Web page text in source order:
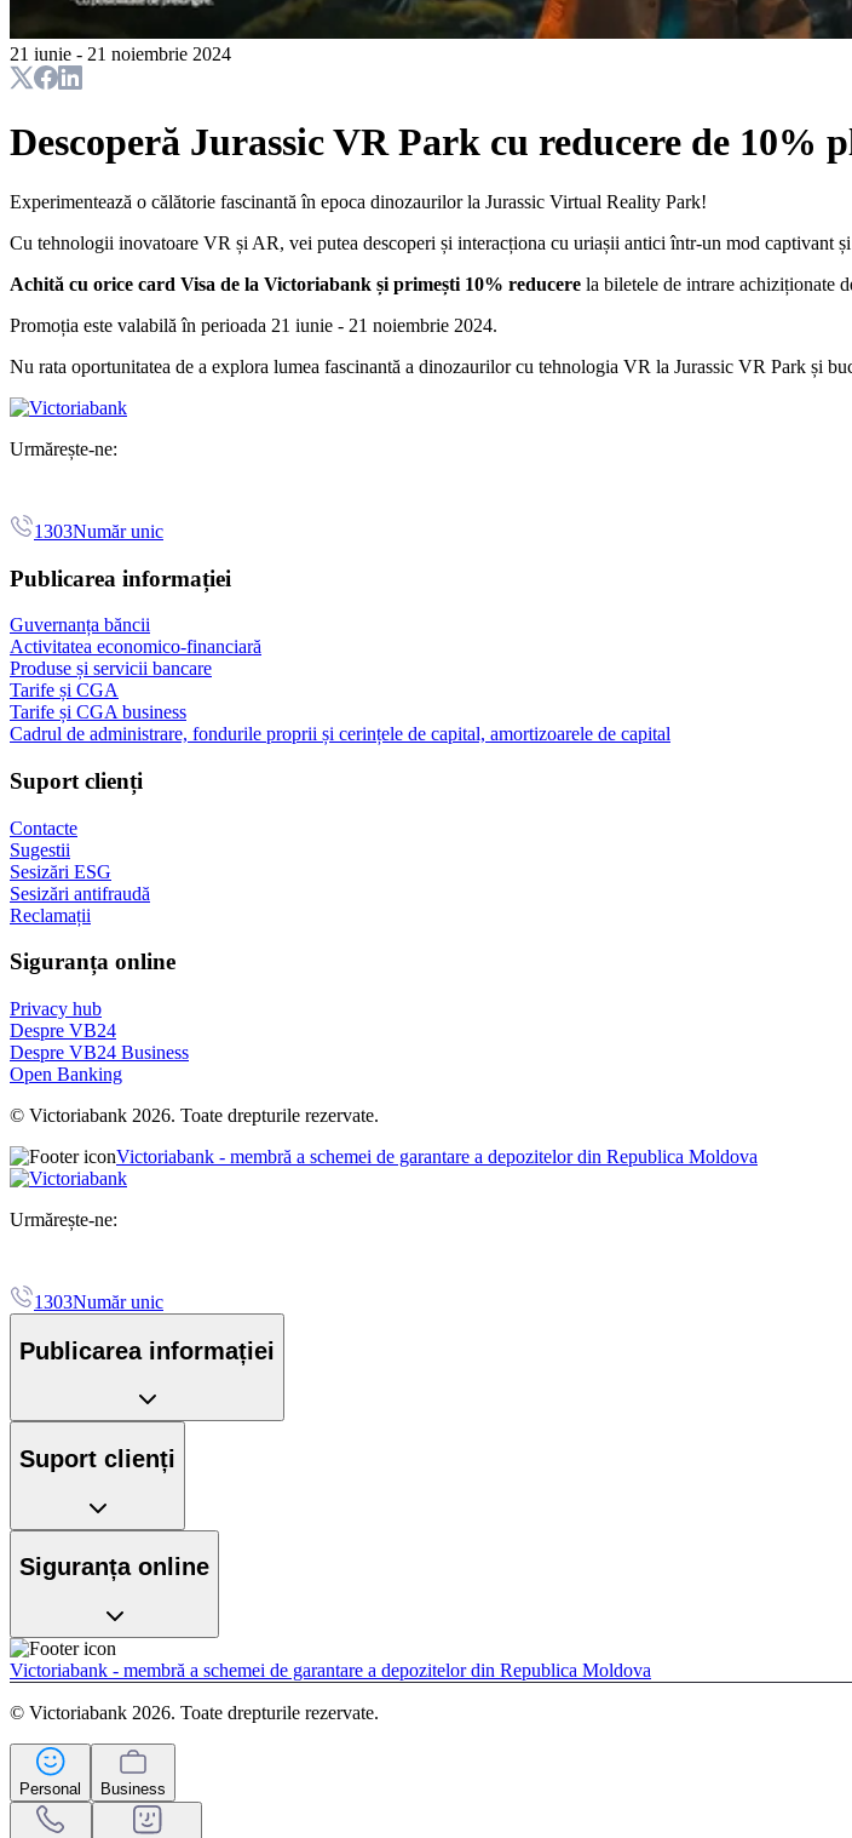
21 iunie - 21 noiembrie 2024
Descoperă Jurassic VR Park cu reducere de
Experimentează o călătorie fascinantă în epoca dinozaurilor la Jurassic Virtual Reality Park!
Cu tehnologii inovatoare VR și AR, vei putea descoperi și interacționa cu uriașii antici într-un mod captivant și
Achită cu orice card Visa de la Victoriabank și primești 10% reducere la biletele de intrare achiziționate
Promoția este valabilă în perioada 21 iunie - 21 noiembrie 2024.
Nu rata oportunitatea de a explora lumea fascinantă a dinozaurilor cu tehnologia VR la Jurassic VR Park și
Urmărește-ne:
1303Număr unic
Publicarea informației
Guvernanța băncii
Activitatea economico-financiară
Produse și servicii bancare
Tarife și CGA
Tarife și CGA business
Cadrul de administrare, fondurile proprii și cerințele de capital, amortizoarele de capital
Suport clienți
Contacte
Sugestii
Sesizări ESG
Sesizări antifraudă
Reclamații
Siguranța online
Privacy hub
Despre VB24
Despre VB24 Business
Open Banking
© Victoriabank 2026. Toate drepturile rezervate.
Victoriabank - membră a schemei de garantare a depozitelor din Republica Moldova
Urmărește-ne:
1303Număr unic
Publicarea informației
Suport clienți
Siguranța online
Victoriabank - membră a schemei de garantare a depozitelor din Republica Moldova
© Victoriabank 2026. Toate drepturile rezervate.
Personal Business